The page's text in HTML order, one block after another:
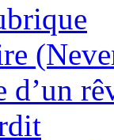
d’un